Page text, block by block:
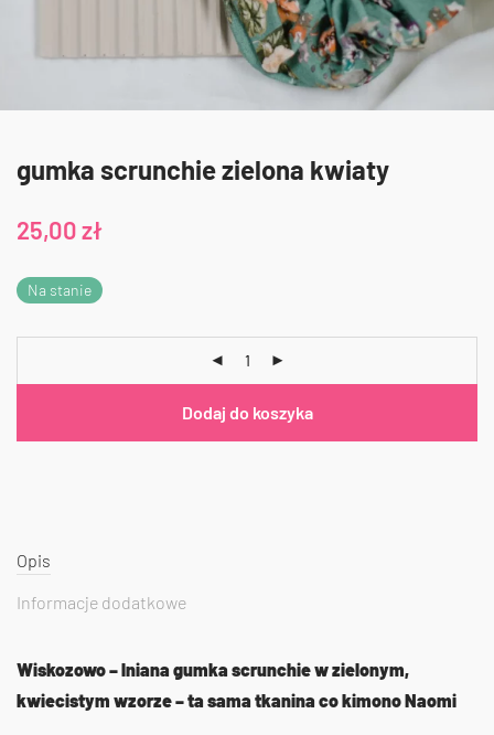
gumka scrunchie zielona kwiaty
25,00zł
Na stanie
Dodaj do koszyka
Opis
Informacje dodatkowe
Wiskozowo – lniana gumka scrunchie w zielonym,
kwiecistym wzorze – ta sama tkanina co kimono Naomi